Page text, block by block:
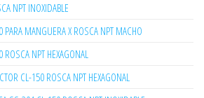
NPT INOXIDABLE
PARA MANGUERA X ROSCA NPT MACHO
NPT HEXAGONAL
CL-150 ROSCA NPT HEXAGONAL